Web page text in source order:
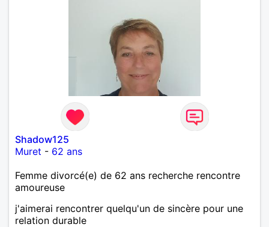
Shadow125
Muret - 62 ans
Femme divorcé(e) de 62 ans recherche rencontre
amoureuse
j'aimerai rencontrer quelqu'un de sincère pour une
relation durable